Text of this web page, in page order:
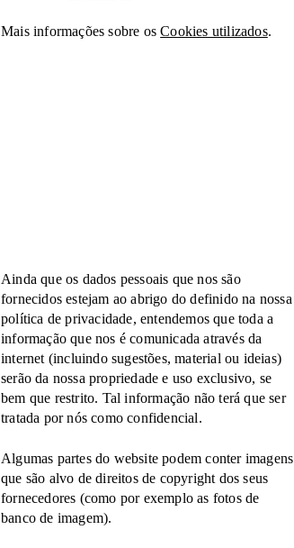
Mais informações sobre osCookies utilizados.
Ainda que os dados pessoais que nos são
fornecidos estejam ao abrigo do definido na nossa
política de privacidade, entendemos que toda a
informação que nos é comunicada através da
internet (incluindo sugestões, material ou ideias)
serão da nossa propriedade e uso exclusivo, se
bem que restrito. Tal informação não terá que ser
tratada por nós como confidencial.
Algumas partes do website podem conter imagens
que são alvo de direitos de copyright dos seus
fornecedores (como por exemplo as fotos de
banco de imagem).